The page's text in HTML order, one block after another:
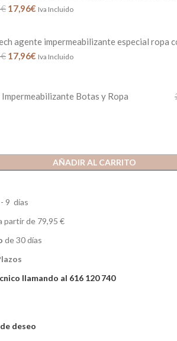
AÑADIR AL CARRITO
€ 17,96€ Iva Incluido
agente impermeabilizante especial ropa
€ 17,96€ Iva Incluido
Impermeabilizante Botas y Ropa
9 días
partir de 79,95 €
de 30 días
llamando al 616 120 740
deseo